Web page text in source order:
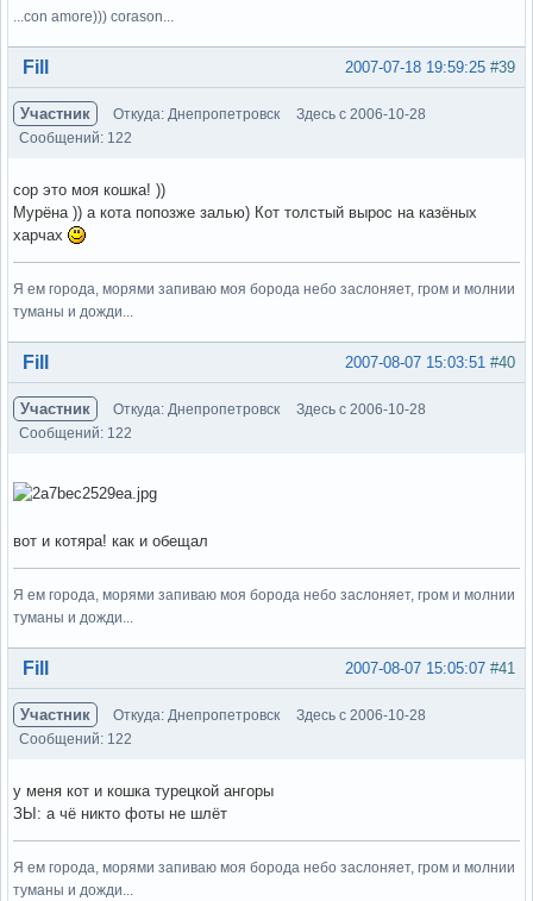
...con amore))) corason...
Вне форума #39
2007-07-18 19:59:25
Fill
Участник Откуда: Днепропетровск
Здесь с 2006-10-28
Сообщений: 122
сор это моя кошка! ))
Мурёна )) а кота попозже залью) Кот толстый вырос на казёных
харчах
Я ем города, морями запиваю моя борода небо заслоняет, гром и молнии
туманы и дожди...
Вне форума #40
2007-08-07 15:03:51
Fill
Участник Откуда: Днепропетровск
Здесь с 2006-10-28
Сообщений: 122
вот и котяра! как и обещал
Я ем города, морями запиваю моя борода небо заслоняет, гром и молнии
туманы и дожди...
Вне форума #41
2007-08-07 15:05:07
Fill
Участник Откуда: Днепропетровск
Здесь с 2006-10-28
Сообщений: 122
у меня кот и кошка турецкой ангоры
ЗЫ: а чё никто фоты не шлёт
Я ем города, морями запиваю моя борода небо заслоняет, гром и молнии
туманы и дожди...